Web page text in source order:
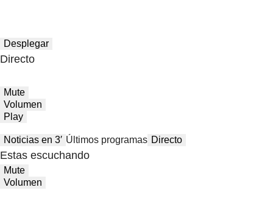
Desplegar
Directo
Mute
Volumen
Play
Noticias en 3′ Últimos programas Directo
Estas escuchando
Mute
Volumen